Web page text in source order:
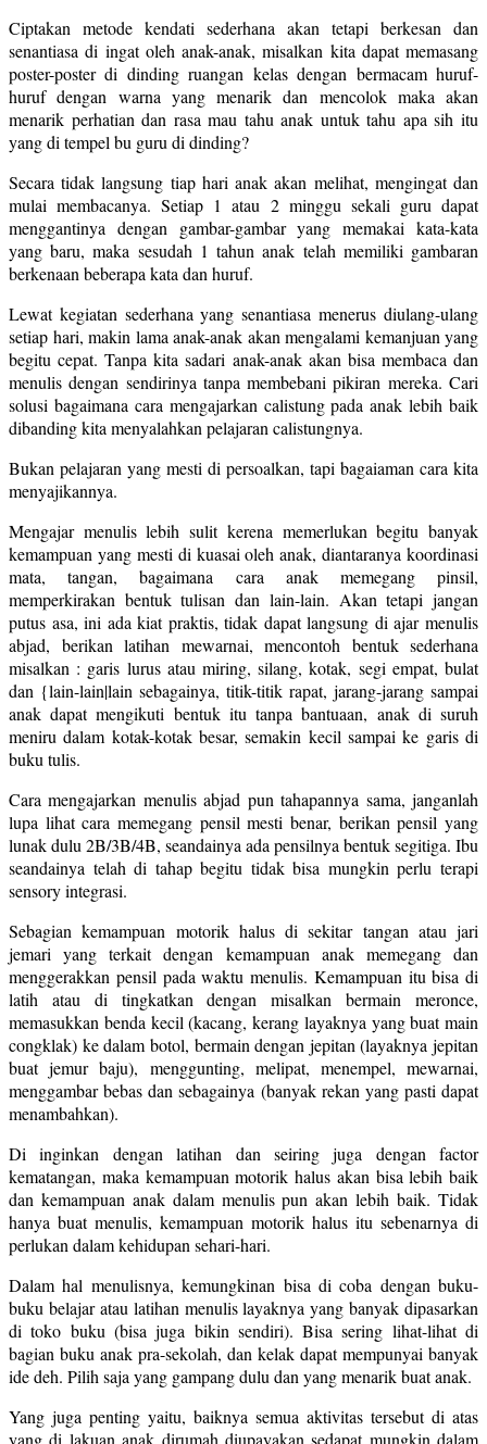
Ciptakan metode kendati sederhana akan tetapi berkesan dan
senantiasa di ingat oleh anak-anak, misalkan kita dapat memasang
poster-poster di dinding ruangan kelas dengan bermacam huruf-
huruf dengan warna yang menarik dan mencolok maka akan
menarik perhatian dan rasa mau tahu anak untuk tahu apa sih itu
yang di tempel bu guru di dinding?
Secara tidak langsung tiap hari anak akan melihat, mengingat dan
mulai membacanya. Setiap 1 atau 2 minggu sekali guru dapat
menggantinya dengan gambar-gambar yang memakai kata-kata
yang baru, maka sesudah 1 tahun anak telah memiliki gambaran
berkenaan beberapa kata dan huruf.
Lewat kegiatan sederhana yang senantiasa menerus diulang-ulang
setiap hari, makin lama anak-anak akan mengalami kemanjuan yang
begitu cepat. Tanpa kita sadari anak-anak akan bisa membaca dan
menulis dengan sendirinya tanpa membebani pikiran mereka. Cari
solusi bagaimana cara mengajarkan calistung pada anak lebih baik
dibanding kita menyalahkan pelajaran calistungnya.
Bukan pelajaran yang mesti di persoalkan, tapi bagaiaman cara kita
menyajikannya.
Mengajar menulis lebih sulit kerena memerlukan begitu banyak
kemampuan yang mesti di kuasai oleh anak, diantaranya koordinasi
mata, tangan, bagaimana cara anak memegang pinsil,
memperkirakan bentuk tulisan dan lain-lain. Akan tetapi jangan
putus asa, ini ada kiat praktis, tidak dapat langsung di ajar menulis
abjad, berikan latihan mewarnai, mencontoh bentuk sederhana
misalkan : garis lurus atau miring, silang, kotak, segi empat, bulat
dan {lain-lain|lain sebagainya, titik-titik rapat, jarang-jarang sampai
anak dapat mengikuti bentuk itu tanpa bantuaan, anak di suruh
meniru dalam kotak-kotak besar, semakin kecil sampai ke garis di
buku tulis.
Cara mengajarkan menulis abjad pun tahapannya sama, janganlah
lupa lihat cara memegang pensil mesti benar, berikan pensil yang
lunak dulu 2B/3B/4B, seandainya ada pensilnya bentuk segitiga. Ibu
seandainya telah di tahap begitu tidak bisa mungkin perlu terapi
sensory integrasi.
Sebagian kemampuan motorik halus di sekitar tangan atau jari
jemari yang terkait dengan kemampuan anak memegang dan
menggerakkan pensil pada waktu menulis. Kemampuan itu bisa di
latih atau di tingkatkan dengan misalkan bermain meronce,
memasukkan benda kecil (kacang, kerang layaknya yang buat main
congklak) ke dalam botol, bermain dengan jepitan (layaknya jepitan
buat jemur baju), menggunting, melipat, menempel, mewarnai,
menggambar bebas dan sebagainya (banyak rekan yang pasti dapat
menambahkan).
Di inginkan dengan latihan dan seiring juga dengan factor
kematangan, maka kemampuan motorik halus akan bisa lebih baik
dan kemampuan anak dalam menulis pun akan lebih baik. Tidak
hanya buat menulis, kemampuan motorik halus itu sebenarnya di
perlukan dalam kehidupan sehari-hari.
Dalam hal menulisnya, kemungkinan bisa di coba dengan buku-
buku belajar atau latihan menulis layaknya yang banyak dipasarkan
di toko buku (bisa juga bikin sendiri). Bisa sering lihat-lihat di
bagian buku anak pra-sekolah, dan kelak dapat mempunyai banyak
ide deh. Pilih saja yang gampang dulu dan yang menarik buat anak.
Yang juga penting yaitu, baiknya semua aktivitas tersebut di atas
yang di lakuan anak dirumah diupayakan sedapat mungkin dalam